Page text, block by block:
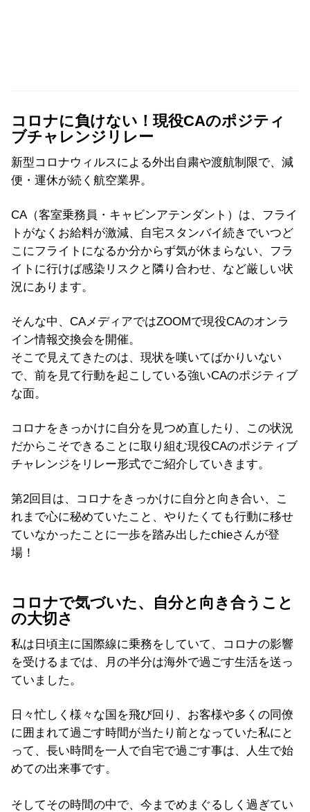
コロナに負けない！現役CAのポジティ
ブチャレンジリレー
新型コロナウィルスによる外出自粛や渡航制限で、減
便・運休が続く航空業界。
CA（客室乗務員・キャビンアテンダント）は、フライ
トがなくお給料が激減、自宅スタンバイ続きでいつど
こにフライトになるか分からず気が休まらない、フラ
イトに行けば感染リスクと隣り合わせ、など厳しい状
況にあります。
そんな中、CAメディアではZOOMで現役CAのオンラ
イン情報交換会を開催。
そこで見えてきたのは、現状を嘆いてばかりいない
で、前を見て行動を起こしている強いCAのポジティブ
な面。
コロナをきっかけに自分を見つめ直したり、この状況
だからこそできることに取り組む現役CAのポジティブ
チャレンジをリレー形式でご紹介していきます。
第2回目は、コロナをきっかけに自分と向き合い、こ
れまで心に秘めていたこと、やりたくても行動に移せ
ていなかったことに一歩を踏み出したchieさんが登
場！
コロナで気づいた、自分と向き合うこと
の大切さ
私は日頃主に国際線に乗務をしていて、コロナの影響
を受けるまでは、月の半分は海外で過ごす生活を送っ
ていました。
日々忙しく様々な国を飛び回り、お客様や多くの同僚
に囲まれて過ごす時間が当たり前となっていた私にと
って、長い時間を一人で自宅で過ごす事は、人生で始
めての出来事です。
そしてその時間の中で、今までめまぐるしく過ぎてい